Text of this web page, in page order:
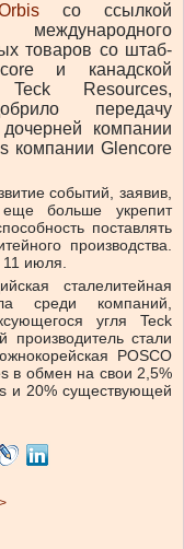
со ссылкой
товаров со штаб-
и канадской
Teck Resources,
передачу
компании
компании Glencore
событий, заявив,
еще больше укрепит
поставлять
производства.
11 июля.
сталелитейная
среди компаний,
угля Teck
производитель стали
POSCO
в обмен на свои 2,5%
и 20% существующей